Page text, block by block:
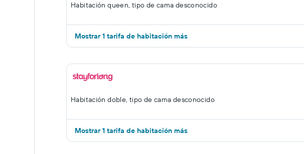
Habitación queen, tipo de cama desconocido
Mostrar 1 tarifa de habitación más
Habitación doble, tipo de cama desconocido
Mostrar 1 tarifa de habitación más